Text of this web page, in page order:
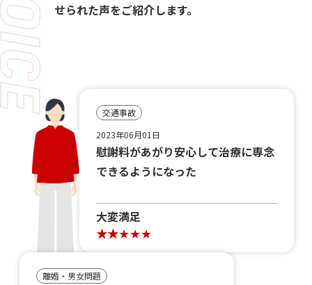
せられた声をご紹介します。
交通事故
2023年06月01日
慰謝料があがり安心して治療に専念
できるようになった
大変満足
離婚・男女問題